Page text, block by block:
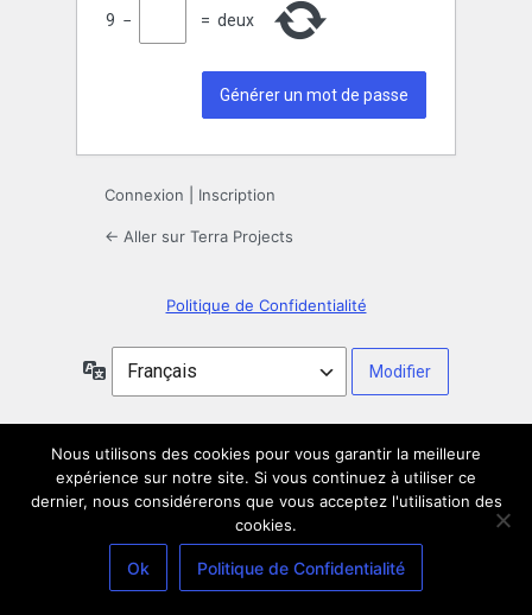
9 − = deux
Connexion Inscription
← Aller sur Terra Projects
Politique de Confidentialité
Langue
Nous utilisons des cookies pour vous garantir la meilleure
expérience sur notre site. Si vous continuez à utiliser ce
dernier, nous considérerons que vous acceptez l'utilisation des
cookies.
Ok Politique de Confidentialité